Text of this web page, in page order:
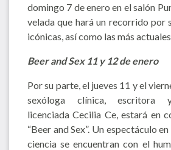
domingo 7 de enero en el salón
velada que hará un recorrido por
icónicas, así como las más
Beer and Sex 11 y 12 de enero
Por su parte, el jueves 11 y el
sexóloga clínica, escritora y
licenciada Cecilia Ce, estará en
“Beer and Sex”. Un espectáculo
ciencia se encuentran con el